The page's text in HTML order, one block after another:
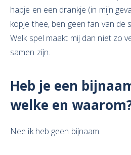
hapje en een drankje (in mijn
kopje thee, ben geen fan van de
Welk spel maakt mij dan niet zo
samen zijn.
Heb je een
welke en
Nee ik heb geen bijnaam.